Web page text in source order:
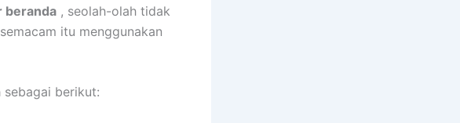
beranda , seolah-olah tidak
itu menggunakan
sebagai berikut: